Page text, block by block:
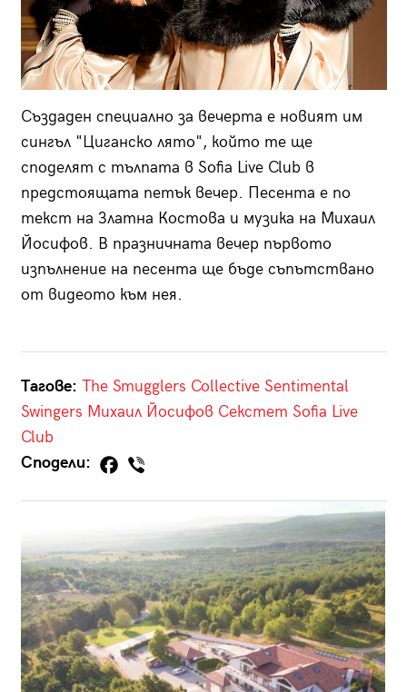
Създаден специално за вечерта е новият им
сингъл "Циганско лято", който те ще
споделят с тълпата в Sofia Live Club в
предстоящата петък вечер. Песента е по
текст на Златна Костова и музика на Михаил
Йосифов. В празничната вечер първото
изпълнение на песента ще бъде съпътствано
от видеото към нея.
Тагове: The Smugglers Collective Sentimental
Swingers Михаил Йосифов Секстет Sofia Live
Club
Сподели: